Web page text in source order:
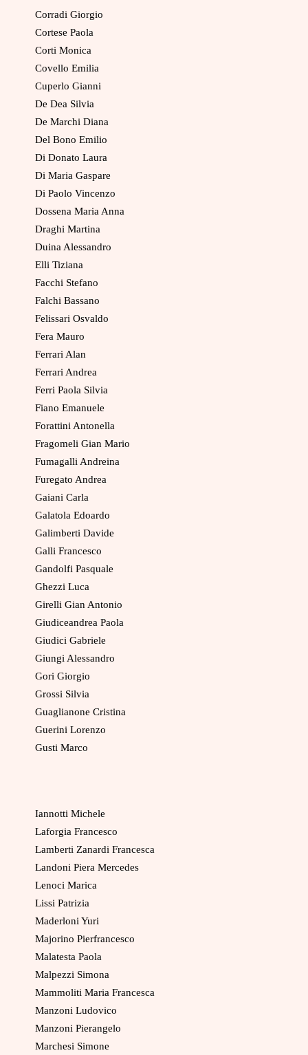
Corradi Giorgio
Cortese Paola
Corti Monica
Covello Emilia
Cuperlo Gianni
De Dea Silvia
De Marchi Diana
Del Bono Emilio
Di Donato Laura
Di Maria Gaspare
Di Paolo Vincenzo
Dossena Maria Anna
Draghi Martina
Duina Alessandro
Elli Tiziana
Facchi Stefano
Falchi Bassano
Felissari Osvaldo
Fera Mauro
Ferrari Alan
Ferrari Andrea
Ferri Paola Silvia
Fiano Emanuele
Forattini Antonella
Fragomeli Gian Mario
Fumagalli Andreina
Furegato Andrea
Gaiani Carla
Galatola Edoardo
Galimberti Davide
Galli Francesco
Gandolfi Pasquale
Ghezzi Luca
Girelli Gian Antonio
Giudiceandrea Paola
Giudici Gabriele
Giungi Alessandro
Gori Giorgio
Grossi Silvia
Guaglianone Cristina
Guerini Lorenzo
Gusti Marco
Iannotti Michele
Laforgia Francesco
Lamberti Zanardi Francesca
Landoni Piera Mercedes
Lenoci Marica
Lissi Patrizia
Maderloni Yuri
Majorino Pierfrancesco
Malatesta Paola
Malpezzi Simona
Mammoliti Maria Francesca
Manzoni Ludovico
Manzoni Pierangelo
Marchesi Simone